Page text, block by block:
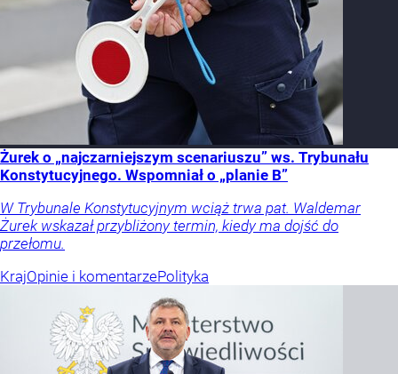
Żurek o „najczarniejszym scenariuszu” ws. Trybunału
Konstytucyjnego. Wspomniał o „planie B”
W Trybunale Konstytucyjnym wciąż trwa pat. Waldemar
Żurek wskazał przybliżony termin, kiedy ma dojść do
przełomu.
KrajOpinie i komentarzePolityka